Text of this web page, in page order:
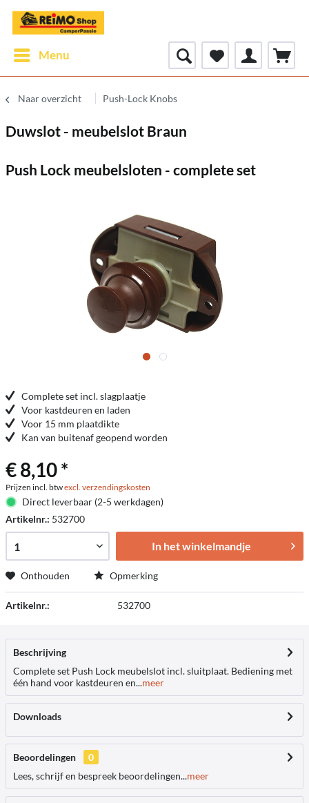
Menu
Naar overzicht Push-Lock Knobs
Duwslot - meubelslot Braun
Push Lock meubelsloten - complete set
Complete set incl. slagplaatje
Voor kastdeuren en laden
Voor 15 mm plaatdikte
Kan van buitenaf geopend worden
€ 8,10 *
Prijzen incl. btwexcl. verzendingskosten
Direct leverbaar (2-5 werkdagen)
Artikelnr.: 532700
In het winkelmandje
Onthouden Opmerking
Artikelnr.: 532700
Beschrijving
Complete set Push Lock meubelslot incl. sluitplaat. Bediening met
één hand voor kastdeuren en...meer
Downloads
Beoordelingen
0
Lees, schrijf en bespreek beoordelingen...meer